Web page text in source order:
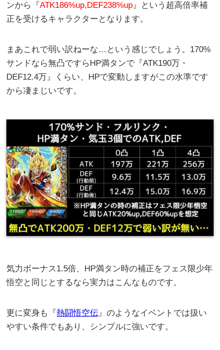
ンから『ATK186%up,DEF238%up』という超高倍率補
正を受けるキャラクターとなります。
まあこれで弱い訳ねーな…という感じでしょう。170%
サンドなら無凸ですらHP満タンで『ATK190万・
DEF12.4万』くらい、HPで変動しますがこの水準です
から凄まじいです。
気力ボーナス1.5倍、HP満タン時の補正をフェス限少年
悟空と同じとするなら実力はこんなものです。
更に変身も『熱闘悟空伝』のようなイベントでは扱い
やすい条件でもあり、シンプルに強いです。